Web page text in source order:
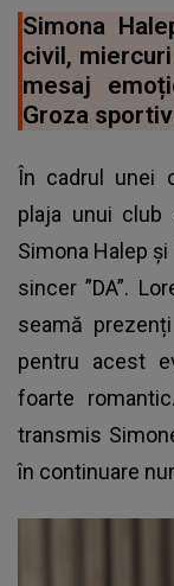
Simona
civil, miercuri
mesaj
Groza
În cadrul unei
plaja unui club
Simona Halep
sincer ”DA”.
seamă
pentru acest
foarte
transmis
în continuare